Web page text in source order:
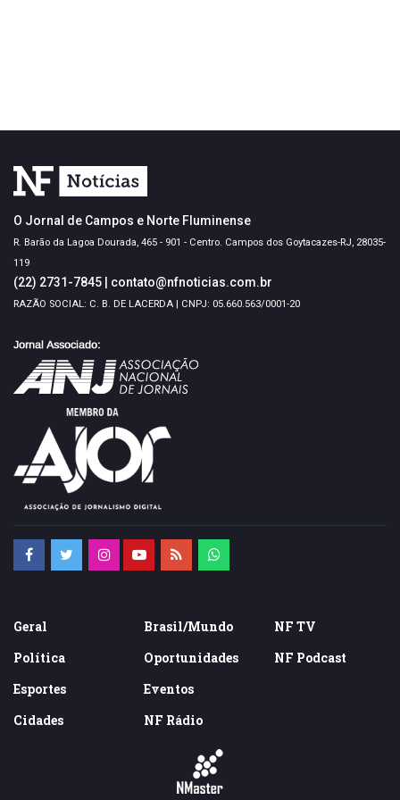
O Jornal de Campos e Norte Fluminense
R. Barão da Lagoa Dourada, 465 - 901 - Centro. Campos dos Goytacazes-RJ, 28035-
119
(22) 2731-7845 contato@nfnoticias.com.br
RAZÃO SOCIAL: C. B. DE LACERDA | CNPJ: 05.660.563/0001-20
Geral
Política
Esportes
Cidades
Brasil/Mundo
Oportunidades
Eventos
NF Rádio
NF TV
NF Podcast